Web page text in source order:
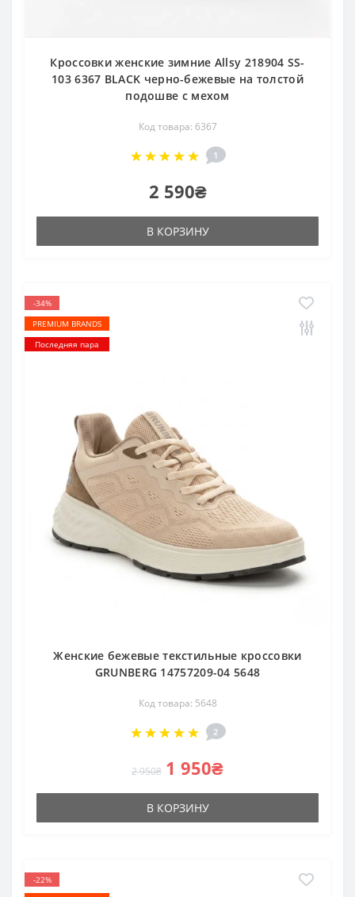
Кроссовки женские зимние Allsy 218904 SS-
103 6367 BLACK черно-бежевые на толстой
подошве с мехом
Код товара: 6367
1
2 590₴
В КОРЗИНУ
-34%
PREMIUM BRANDS
Последняя пара
Женские бежевые текстильные кроссовки
GRUNBERG 14757209-04 5648
Код товара: 5648
2
2 950₴ 1 950₴
В КОРЗИНУ
-22%